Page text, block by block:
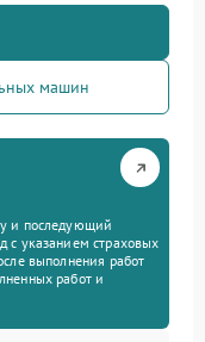
машин
и последующий
с указанием страховых
выполнения работ
работ и